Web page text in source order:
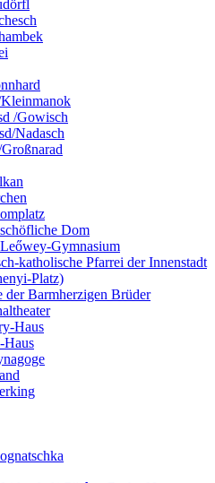
/Gowisch
Nadasch
Dom
Gymnasium
katholische Pfarrei der Innenstadt
Platz)
der Barmherzigen Brüder
Haus
Haus